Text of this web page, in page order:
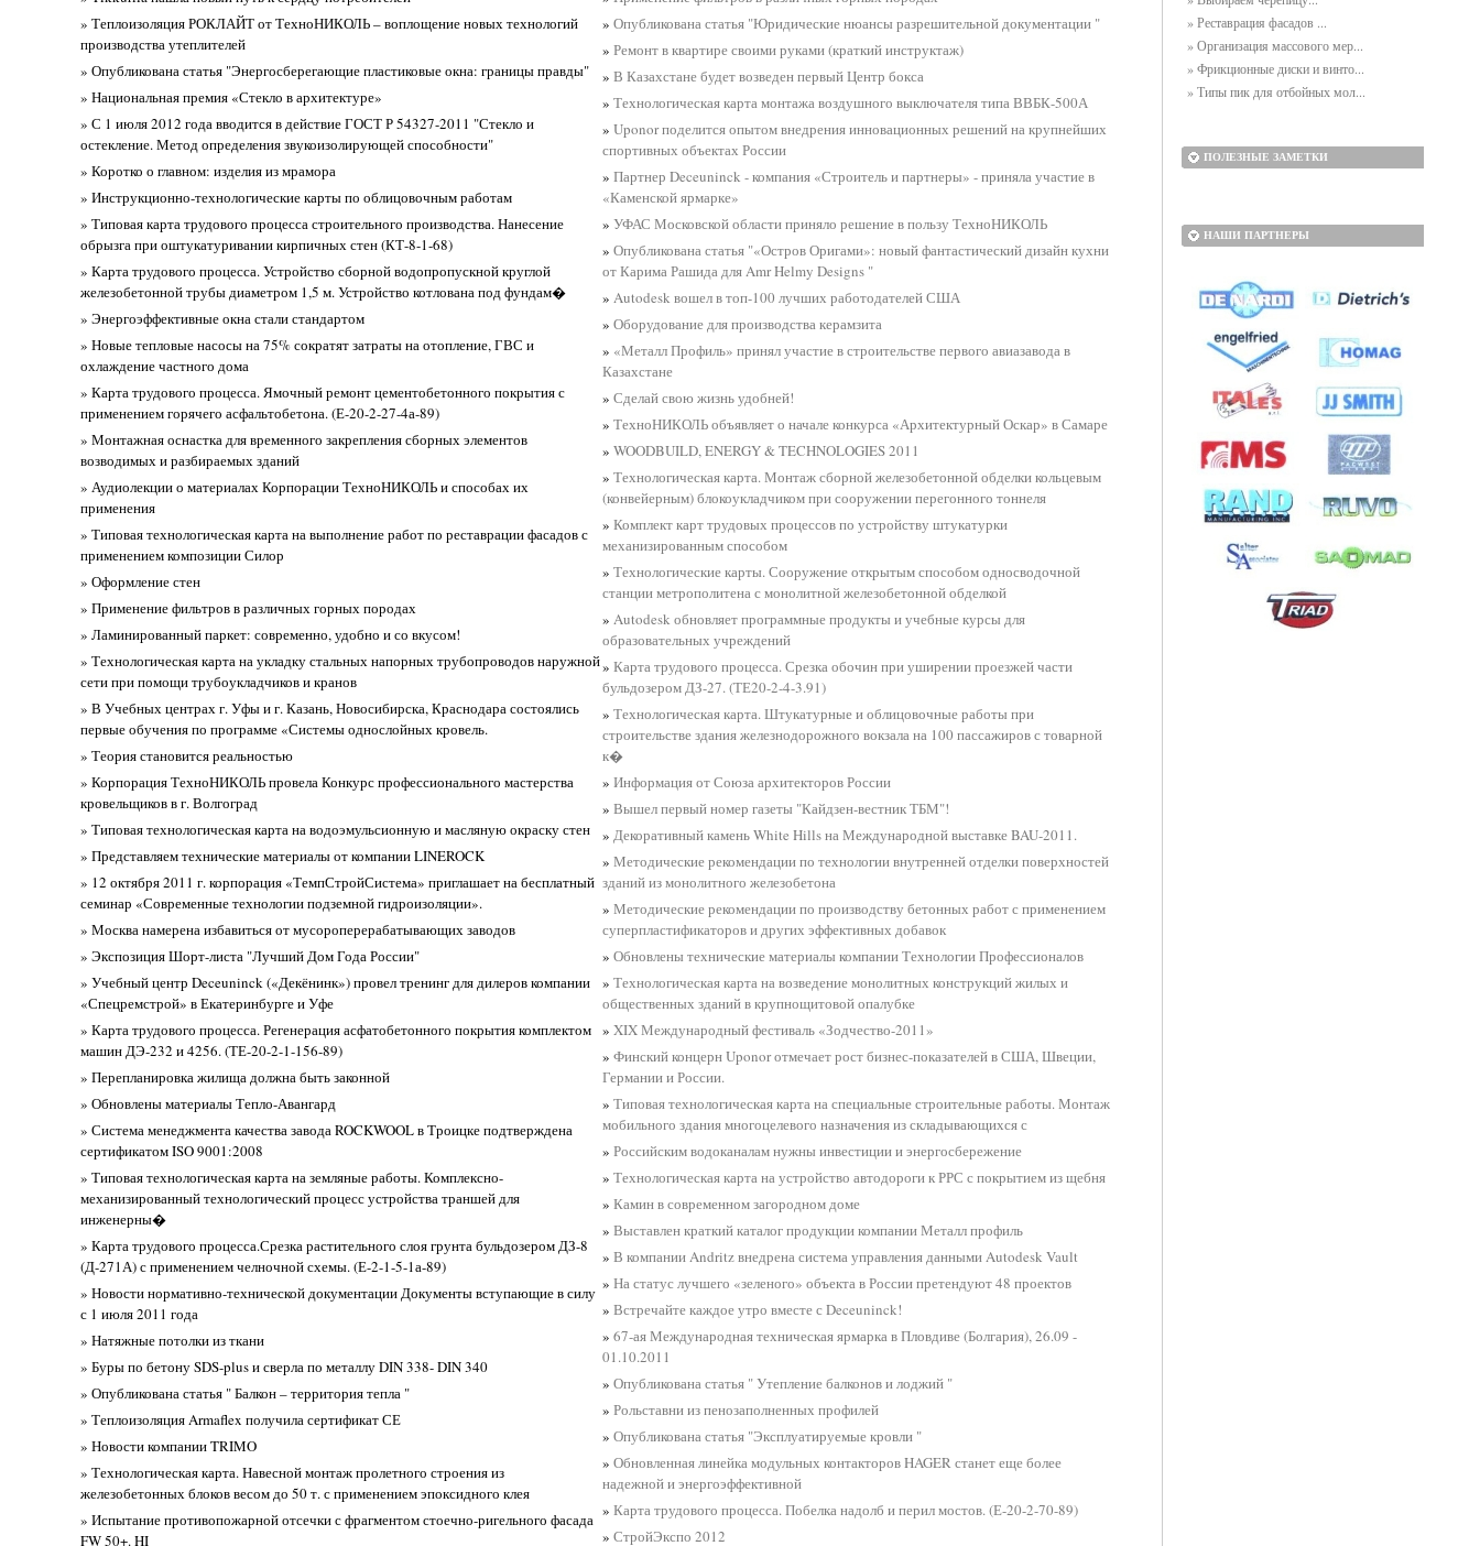
» Теплоизоляция РОКЛАЙТ от ТехноНИКОЛЬ – воплощение новых технологий
производства утеплителей
» Опубликована статья "Энергосберегающие пластиковые окна: границы правды"
» Национальная премия «Стекло в архитектуре»
» С 1 июля 2012 года вводится в действие ГОСТ Р 54327-2011 "Стекло и
остекление. Метод определения звукоизолирующей способности"
» Коротко о главном: изделия из мрамора
» Инструкционно-технологические карты по облицовочным работам
» Типовая карта трудового процесса строительного производства. Нанесение
обрызга при оштукатуривании кирпичных стен (КТ-8-1-68)
» Карта трудового процесса. Устройство сборной водопропускной круглой
железобетонной трубы диаметром 1,5 м. Устройство котлована под фундам�
» Энергоэффективные окна стали стандартом
» Новые тепловые насосы на 75% сократят затраты на отопление, ГВС и
охлаждение частного дома
» Карта трудового процесса. Ямочный ремонт цементобетонного покрытия с
применением горячего асфальтобетона. (Е-20-2-27-4а-89)
» Монтажная оснастка для временного закрепления сборных элементов
возводимых и разбираемых зданий
» Аудиолекции о материалах Корпорации ТехноНИКОЛЬ и способах их
применения
» Типовая технологическая карта на выполнение работ по реставрации фасадов с
применением композиции Силор
» Оформление стен
» Применение фильтров в различных горных породах
» Ламинированный паркет: современно, удобно и со вкусом!
» Технологическая карта на укладку стальных напорных трубопроводов наружной
сети при помощи трубоукладчиков и кранов
» В Учебных центрах г. Уфы и г. Казань, Новосибирска, Краснодара состоялись
первые обучения по программе «Системы однослойных кровель.
» Теория становится реальностью
» Корпорация ТехноНИКОЛЬ провела Конкурс профессионального мастерства
кровельщиков в г. Волгоград
» Типовая технологическая карта на водоэмульсионную и масляную окраску стен
» Представляем технические материалы от компании LINEROCK
» 12 октября 2011 г. корпорация «ТемпСтройСистема» приглашает на бесплатный
семинар «Современные технологии подземной гидроизоляции».
» Москва намерена избавиться от мусороперерабатывающих заводов
» Экспозиция Шорт-листа "Лучший Дом Года России"
» Учебный центр Deceuninck («Декёнинк») провел тренинг для дилеров компании
«Спецремстрой» в Екатеринбурге и Уфе
» Карта трудового процесса. Регенерация асфатобетонного покрытия комплектом
машин ДЭ-232 и 4256. (ТЕ-20-2-1-156-89)
» Перепланировка жилища должна быть законной
» Обновлены материалы Тепло-Авангард
» Система менеджмента качества завода ROCKWOOL в Троицке подтверждена
сертификатом ISO 9001:2008
» Типовая технологическая карта на земляные работы. Комплексно-
механизированный технологический процесс устройства траншей для
инженерны�
» Карта трудового процесса.Срезка растительного слоя грунта бульдозером ДЗ-8
(Д-271А) с применением челночной схемы. (Е-2-1-5-1а-89)
» Новости нормативно-технической документации Документы вступающие в силу
с 1 июля 2011 года
» Натяжные потолки из ткани
» Буры по бетону SDS-plus и сверла по металлу DIN 338- DIN 340
» Опубликована статья " Балкон – территория тепла "
» Теплоизоляция Armaflex получила сертификат СЕ
» Новости компании TRIMO
» Технологическая карта. Навесной монтаж пролетного строения из
железобетонных блоков весом до 50 т. с применением эпоксидного клея
» Испытание противопожарной отсечки с фрагментом стоечно-ригельного фасада
FW 50+. HI
» Опубликована статья "Юридические нюансы разрешительной документации "
» Ремонт в квартире своими руками (краткий инструктаж)
» В Казахстане будет возведен первый Центр бокса
» Технологическая карта монтажа воздушного выключателя типа ВВБК-500А
» Uponor поделится опытом внедрения инновационных решений на крупнейших
спортивных объектах России
» Партнер Deceuninck - компания «Строитель и партнеры» - приняла участие в
«Каменской ярмарке»
» УФАС Московской области приняло решение в пользу ТехноНИКОЛЬ
» Опубликована статья "«Остров Оригами»: новый фантастический дизайн кухни
от Карима Рашида для Amr Helmy Designs "
» Autodesk вошел в топ-100 лучших работодателей США
» Оборудование для производства керамзита
» «Металл Профиль» принял участие в строительстве первого авиазавода в
Казахстане
» Сделай свою жизнь удобней!
» ТехноНИКОЛЬ объявляет о начале конкурса «Архитектурный Оскар» в Самаре
» WOODBUILD, ENERGY & TECHNOLOGIES 2011
» Технологическая карта. Монтаж сборной железобетонной обделки кольцевым
(конвейерным) блокоукладчиком при сооружении перегонного тоннеля
» Комплект карт трудовых процессов по устройству штукатурки
механизированным способом
» Технологические карты. Сооружение открытым способом односводочной
станции метрополитена с монолитной железобетонной обделкой
» Autodesk обновляет программные продукты и учебные курсы для
образовательных учреждений
» Карта трудового процесса. Срезка обочин при уширении проезжей части
бульдозером ДЗ-27. (ТЕ20-2-4-3.91)
» Технологическая карта. Штукатурные и облицовочные работы при
строительстве здания железнодорожного вокзала на 100 пассажиров с товарной
к�
» Информация от Союза архитекторов России
» Вышел первый номер газеты "Кайдзен-вестник ТБМ"!
» Декоративный камень White Hills на Международной выставке BAU-2011.
» Методические рекомендации по технологии внутренней отделки поверхностей
зданий из монолитного железобетона
» Методические рекомендации по производству бетонных работ с применением
суперпластификаторов и других эффективных добавок
» Обновлены технические материалы компании Технологии Профессионалов
» Технологическая карта на возведение монолитных конструкций жилых и
общественных зданий в крупнощитовой опалубке
» XIX Международный фестиваль «Зодчество-2011»
» Финский концерн Uponor отмечает рост бизнес-показателей в США, Швеции,
Германии и России.
» Типовая технологическая карта на специальные строительные работы. Монтаж
мобильного здания многоцелевого назначения из складывающихся с
» Российским водоканалам нужны инвестиции и энергосбережение
» Технологическая карта на устройство автодороги к РРС с покрытием из щебня
» Камин в современном загородном доме
» Выставлен краткий каталог продукции компании Металл профиль
» В компании Andritz внедрена система управления данными Autodesk Vault
» На статус лучшего «зеленого» объекта в России претендуют 48 проектов
» Встречайте каждое утро вместе с Deceuninck!
» 67-ая Международная техническая ярмарка в Пловдиве (Болгария), 26.09 -
01.10.2011
» Опубликована статья " Утепление балконов и лоджий "
» Рольставни из пенозаполненных профилей
» Опубликована статья "Эксплуатируемые кровли "
» Обновленная линейка модульных контакторов HAGER станет еще более
надежной и энергоэффективной
» Карта трудового процесса. Побелка надолб и перил мостов. (Е-20-2-70-89)
» СтройЭкспо 2012
» Реставрация фасадов ...
» Организация массового мер...
» Фрикционные диски и винто...
» Типы пик для отбойных мол...
ПОЛЕЗНЫЕ ЗАМЕТКИ
НАШИ ПАРТНЕРЫ